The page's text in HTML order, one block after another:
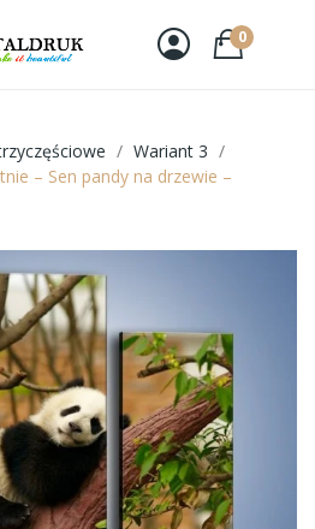
0
Wariant 3
– Sen pandy na drzewie –